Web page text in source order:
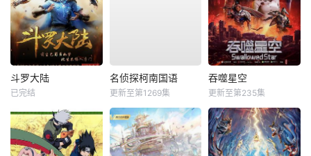
斗罗大陆
已完结
名侦探柯南国语
更新至第1269集
吞噬星空
更新至第235集